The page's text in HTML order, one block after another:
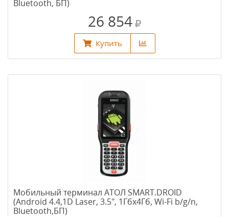
Bluetooth, БП)
26 854
Купить
Мобильный терминал АТОЛ SMART.DROID
(Android 4.4,1D Laser, 3.5", 1Гбх4Гб, Wi-Fi b/g/n,
Bluetooth,БП)